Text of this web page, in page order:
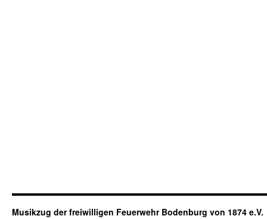
Musikzug der freiwilligen Feuerwehr Bodenburg von 1874 e.V.